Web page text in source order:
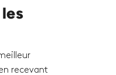
recevant